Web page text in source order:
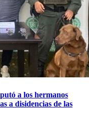
a los hermanos
a disidencias de las